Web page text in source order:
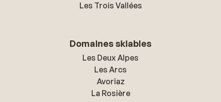
Les Trois Vallées
Domaines skiables
Les Deux Alpes
Les Arcs
Avoriaz
La Rosière